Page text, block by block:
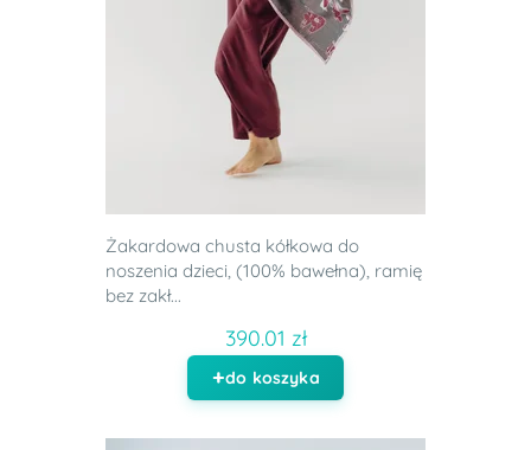
Żakardowa chusta kółkowa do
noszenia dzieci, (100% bawełna), ramię
bez zakł...
390.01 zł
do koszyka